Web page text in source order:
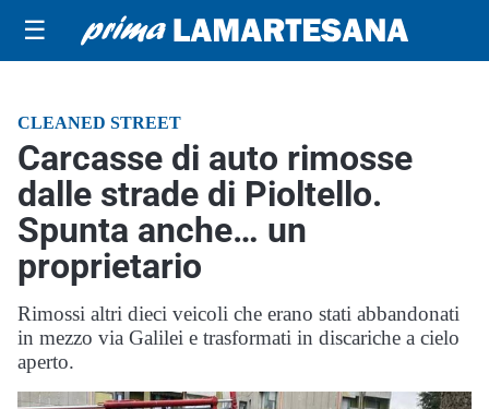
☰
CLEANED STREET
Carcasse di auto rimosse
dalle strade di Pioltello.
Spunta anche… un
proprietario
Rimossi altri dieci veicoli che erano stati abbandonati
in mezzo via Galilei e trasformati in discariche a cielo
aperto.